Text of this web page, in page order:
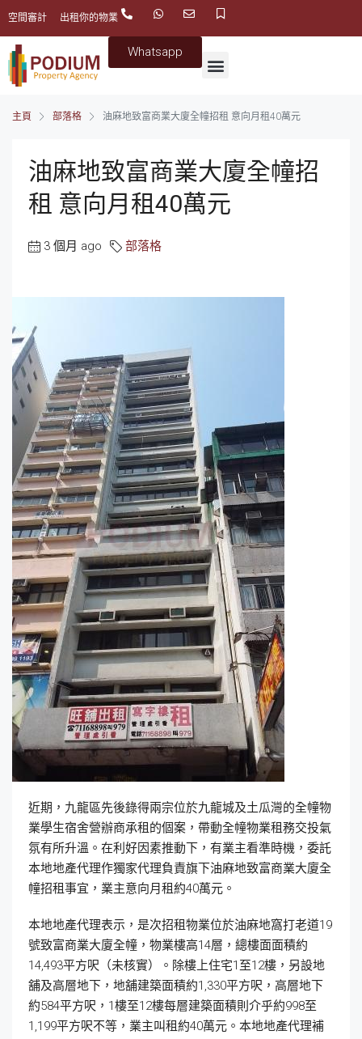
空間審計 出租你的物業
Whatsapp
主頁 部落格 油麻地致富商業大廈全幢招租 意向月租40萬元
油麻地致富商業大廈全幢招
租 意向月租40萬元
3 個月 ago 部落格
近期，九龍區先後錄得兩宗位於九龍城及土瓜灣的全幢物
業學生宿舍營辦商承租的個案，帶動全幢物業租務交投氣
氛有所升溫。在利好因素推動下，有業主看準時機，委託
本地地產代理作獨家代理負責旗下油麻地致富商業大廈全
幢招租事宜，業主意向月租約40萬元。
本地地產代理表示，是次招租物業位於油麻地窩打老道19
號致富商業大廈全幢，物業樓高14層，總樓面面積約
14,493平方呎（未核實）。除樓上住宅1至12樓，另設地
舖及高層地下，地舖建築面積約1,330平方呎，高層地下
約584平方呎，1樓至12樓每層建築面積則介乎約998至
1,199平方呎不等，業主叫租約40萬元。本地地產代理補